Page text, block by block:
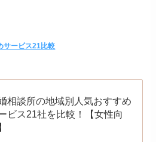
サービス21比較
相談所の地域別人気おすすめ
ビス21社を比較！【女性向